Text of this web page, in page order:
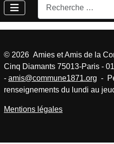
© 2026 Amies et Amis de la
Cinq Diamants 75013-Paris -
- amis@commune1871.org -
renseignements du lundi au
Mentions légales